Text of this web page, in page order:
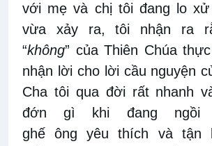
với mẹ và chị tôi đang lo
vừa xảy ra, tôi nhận ra
“không” của Thiên Chúa
nhận lời cho lời cầu nguyện
Cha tôi qua đời rất nhanh
đớn gì khi đang
ngồi
ghếông yêu thích và
tận